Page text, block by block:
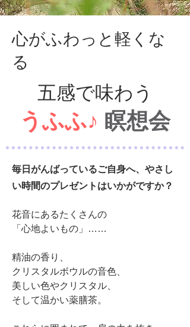
​心がふわっと軽くな
る
五感で味わう
うふふ♪ 瞑想会
毎日がんばっているご自身へ、やさし
い時間のプレゼントはいかがですか？
花音にあるたくさんの
「心地よいもの」……
精油の香り、
クリスタルボウルの音色、
美しい色やクリスタル、
そして温かい薬膳茶。